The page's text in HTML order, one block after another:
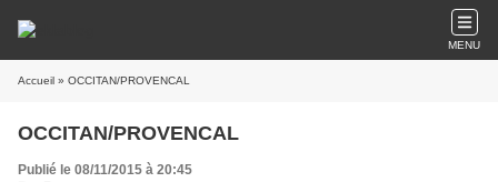
MENU
Accueil » OCCITAN/PROVENCAL
OCCITAN/PROVENCAL
Publié le 08/11/2015 à 20:45